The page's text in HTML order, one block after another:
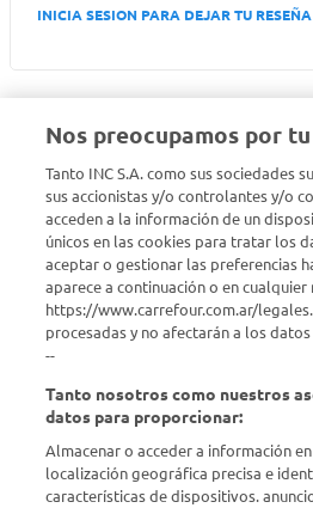
INICIA SESION PARA DEJAR TU RESEÑA
Seguinos en :
Estamos para ayudarte
¿Tenés una consulta? Comunicate con
Descubrí Carrefour
Conocenos
Info útil
Nos preocupamos por
Tanto INC S.A. como sus sociedades
sus accionistas y/o controlantes y/o
acceden a la información de un
únicos en las cookies para tratar los
aceptar o gestionar las preferencias
aparece a continuación o en
https://www.carrefour.com.ar/
procesadas y no afectarán a los
--
Tanto nosotros como nuestros
datos para proporcionar:
Almacenar o acceder a información
localización geográfica precisa e
características de dispositivos.